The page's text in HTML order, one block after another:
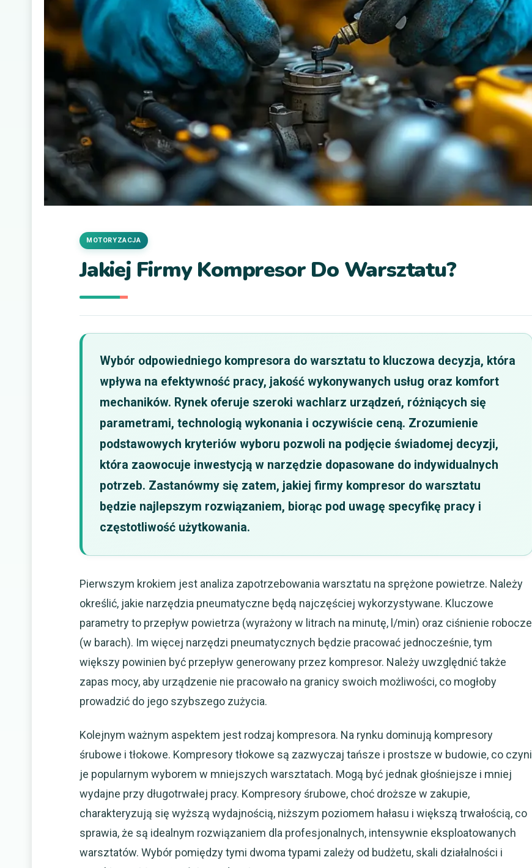
Jakiej Firmy Kompresor Do Warsztatu?
MOTORYZACJA
Wybór odpowiedniego kompresora do warsztatu to kluczowa decyzja, która
wpływa na efektywność pracy, jakość wykonywanych usług oraz komfort
mechaników. Rynek oferuje szeroki wachlarz urządzeń, różniących się
parametrami, technologią wykonania i oczywiście ceną. Zrozumienie
podstawowych kryteriów wyboru pozwoli na podjęcie świadomej decyzji,
która zaowocuje inwestycją w narzędzie dopasowane do indywidualnych
potrzeb. Zastanówmy się zatem, jakiej firmy kompresor do warsztatu
będzie najlepszym rozwiązaniem, biorąc pod uwagę specyfikę pracy i
częstotliwość użytkowania.
Pierwszym krokiem jest analiza zapotrzebowania warsztatu na sprężone powietrze. Należy
określić, jakie narzędzia pneumatyczne będą najczęściej wykorzystywane. Kluczowe
parametry to przepływ powietrza (wyrażony w litrach na minutę, l/min) oraz ciśnienie robocze
(w barach). Im więcej narzędzi pneumatycznych będzie pracować jednocześnie, tym
większy powinien być przepływ generowany przez kompresor. Należy uwzględnić także
zapas mocy, aby urządzenie nie pracowało na granicy swoich możliwości, co mogłoby
prowadzić do jego szybszego zużycia.
Kolejnym ważnym aspektem jest rodzaj kompresora. Na rynku dominują kompresory
śrubowe i tłokowe. Kompresory tłokowe są zazwyczaj tańsze i prostsze w budowie, co czyni
je popularnym wyborem w mniejszych warsztatach. Mogą być jednak głośniejsze i mniej
wydajne przy długotrwałej pracy. Kompresory śrubowe, choć droższe w zakupie,
charakteryzują się wyższą wydajnością, niższym poziomem hałasu i większą trwałością, co
sprawia, że są idealnym rozwiązaniem dla profesjonalnych, intensywnie eksploatowanych
warsztatów. Wybór pomiędzy tymi dwoma typami zależy od budżetu, skali działalności i